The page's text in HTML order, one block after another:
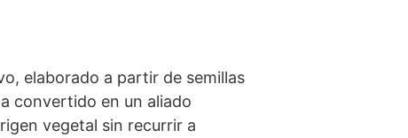
elaborado a partir de semillas
convertido en un aliado
vegetal sin recurrir a